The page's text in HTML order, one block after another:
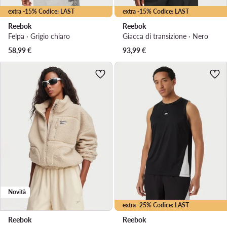
extra -15% Codice: LAST
Reebok
Felpa · Grigio chiaro
58,99€
extra -15% Codice: LAST
Reebok
Giacca di transizione · Nero
93,99€
Novità
Reebok
extra -25% Codice: LAST
Reebok